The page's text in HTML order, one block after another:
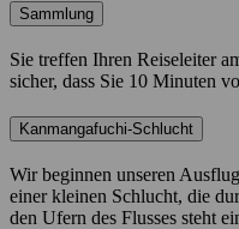
Sammlung
Sie treffen Ihren Reiseleiter
sicher, dass Sie 10 Minuten
Kanmangafuchi-Schlucht
Wir beginnen unseren
einer kleinen Schlucht, die
den Ufern des Flusses steht